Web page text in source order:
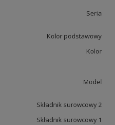
Seria
Kolor podstawowy
Kolor
Model
Składnik surowcowy 2
Składnik surowcowy 1